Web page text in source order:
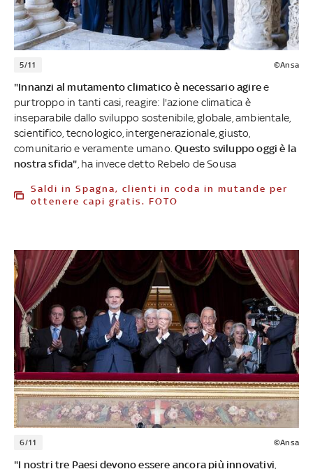
5/11 ©Ansa
"Innanzi al mutamento climatico è necessario agiree
purtroppo in tanti casi, reagire: l'azione climatica è
inseparabile dallo sviluppo sostenibile, globale, ambientale,
scientifico, tecnologico, intergenerazionale, giusto,
comunitario e veramente umano. Questo sviluppo oggi è la
nostra sfida" , ha invece detto Rebelo de Sousa
Saldi in Spagna, clienti in coda in mutande per
ottenere capi gratis. FOTO
6/11 ©Ansa
"I nostri tre Paesi devono essere ancora più innovativi